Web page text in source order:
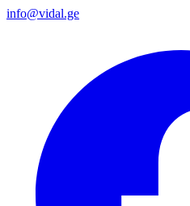
info@vidal.ge